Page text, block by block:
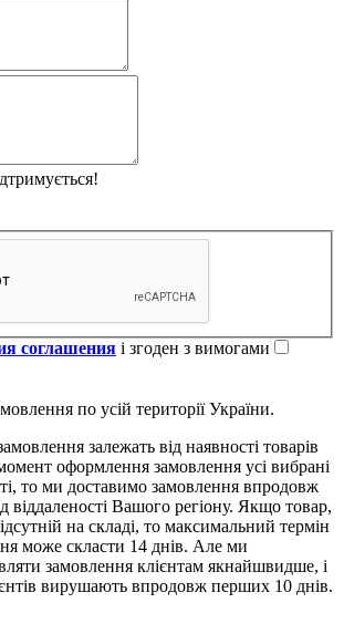
соглашения і згоден з вимогами
по усій території України.
залежать від наявності товарів
оформлення замовлення усі вибрані
то ми доставимо замовлення впродовж
віддаленості Вашого регіону. Якщо товар,
на складі, то максимальний термін
може скласти 14 днів. Але ми
замовлення клієнтам якнайшвидше, і
вирушають впродовж перших 10 днів.